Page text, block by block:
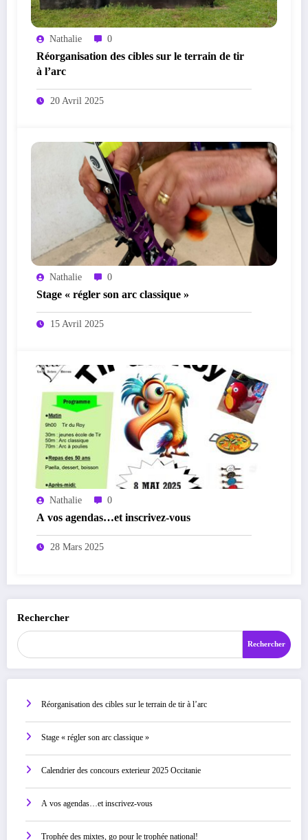
Nathalie 0
Réorganisation des cibles sur le terrain de tir
à l’arc
20 Avril 2025
Nathalie 0
Stage « régler son arc classique »
15 Avril 2025
Nathalie 0
A vos agendas…et inscrivez-vous
28 Mars 2025
Rechercher
Rechercher
Réorganisation des cibles sur le terrain de tir à l’arc
Stage « régler son arc classique »
Calendrier des concours exterieur 2025 Occitanie
A vos agendas…et inscrivez-vous
Trophée des mixtes, go pour le trophée national!